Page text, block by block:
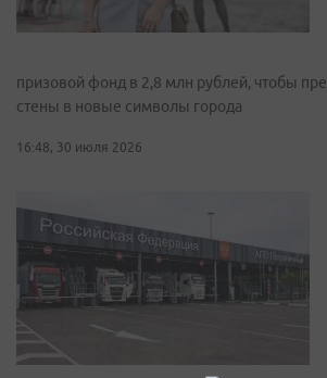
призовой фонд в 2,8 млн рублей, чтобы
стены в новые символы города
16:48, 30 июля 2026